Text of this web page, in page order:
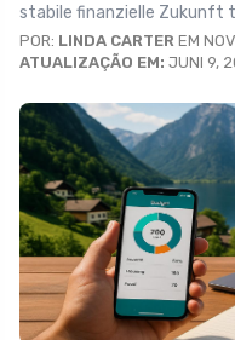
stabile finanzielle Zukunft
POR: LINDA CARTER EM
ATUALIZAÇÃO EM: JUNI 9,